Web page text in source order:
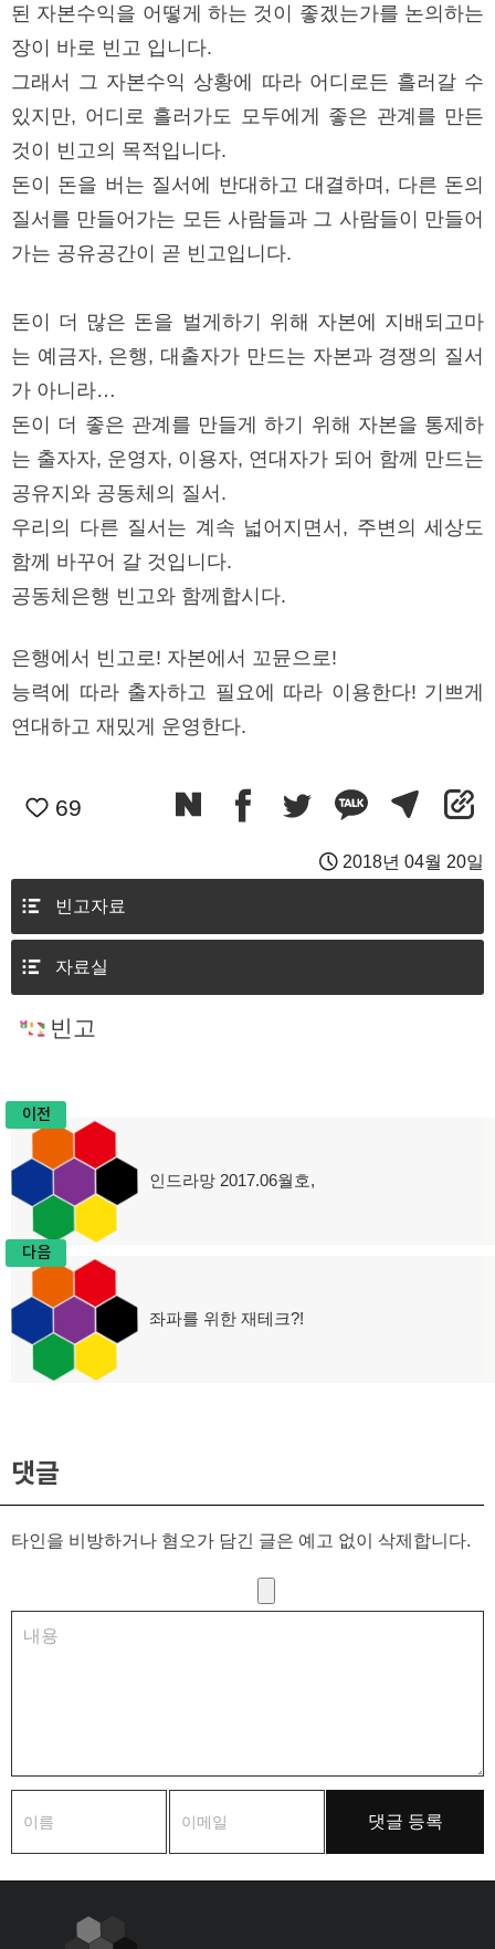
된 자본수익을 어떻게 하는 것이 좋겠는가를 논의하는
장이 바로 빈고 입니다.
그래서 그 자본수익 상황에 따라 어디로든 흘러갈 수
있지만, 어디로 흘러가도 모두에게 좋은 관계를 만든
것이 빈고의 목적입니다.
돈이 돈을 버는 질서에 반대하고 대결하며, 다른 돈의
질서를 만들어가는 모든 사람들과 그 사람들이 만들어
가는 공유공간이 곧 빈고입니다.
돈이 더 많은 돈을 벌게하기 위해 자본에 지배되고마
는 예금자, 은행, 대출자가 만드는 자본과 경쟁의 질서
가 아니라…
돈이 더 좋은 관계를 만들게 하기 위해 자본을 통제하
는 출자자, 운영자, 이용자, 연대자가 되어 함께 만드는
공유지와 공동체의 질서.
우리의 다른 질서는 계속 넓어지면서, 주변의 세상도
함께 바꾸어 갈 것입니다.
공동체은행 빈고와 함께합시다.
은행에서 빈고로! 자본에서 꼬뮨으로!
능력에 따라 출자하고 필요에 따라 이용한다! 기쁘게
연대하고 재밌게 운영한다.
69
2018년 04월 20일
빈고자료
자료실
빈고
글
탐
색
이전
이
인드라망 2017.06월호,
다음
다
좌파를 위한 재테크?!
댓글
타인을 비방하거나 혐오가 담긴 글은 예고 없이 삭제합니다.